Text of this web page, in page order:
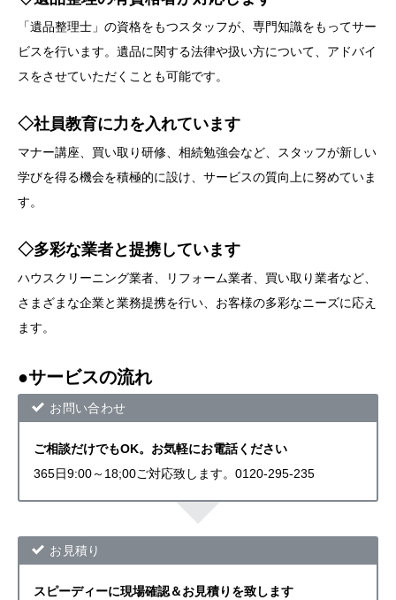
「遺品整理士」の資格をもつスタッフが、専門知識をもってサー
ビスを行います。遺品に関する法律や扱い方について、アドバイ
スをさせていただくことも可能です。
◇社員教育に力を入れています
マナー講座、買い取り研修、相続勉強会など、スタッフが新しい
学びを得る機会を積極的に設け、サービスの質向上に努めていま
す。
◇多彩な業者と提携しています
ハウスクリーニング業者、リフォーム業者、買い取り業者など、
さまざまな企業と業務提携を行い、お客様の多彩なニーズに応え
ます。
●サービスの流れ
お問い合わせ
ご相談だけでもOK。お気軽にお電話ください
365日9:00～18;00ご対応致します。0120-295-235
お見積り
スピーディーに現場確認＆お見積りを致します